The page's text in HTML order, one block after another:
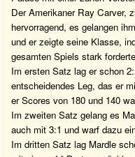
Der Amerikaner Ray Carver,
hervorragend, es gelangen
und er zeigte seine Klasse,
gesamten Spiels stark
Im ersten Satz lag er schon
entscheidendes Leg, das er
er Scores von 180 und 140
Im zweiten Satz gelang es
auch mit 3:1 und warf dazu
Im dritten Satz lag Mardle